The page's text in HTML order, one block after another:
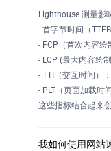
Lighthouse 测量影
- 首字节时间（
- FCP（首次内容
- LCP (最大内容绘
- TTI（交互时间）
- PLT（页面加载时
这些指标结合起来
我如何使用网站